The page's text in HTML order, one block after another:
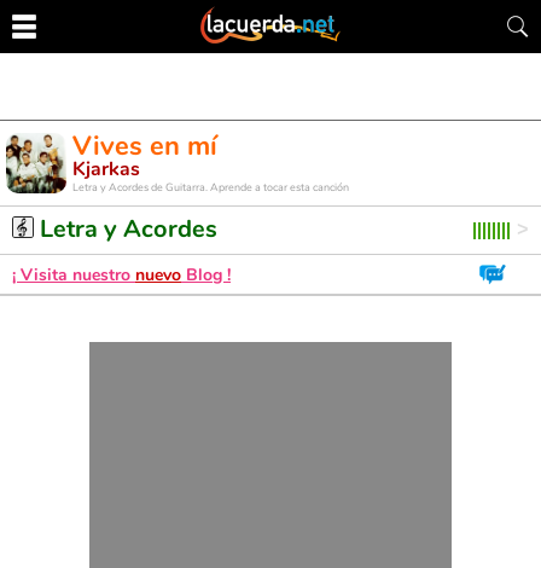
Vives en mí
Kjarkas
Letra y Acordes de Guitarra. Aprende a tocar esta canción
Letra y Acordes
¡ Visita nuestro nuevo Blog !